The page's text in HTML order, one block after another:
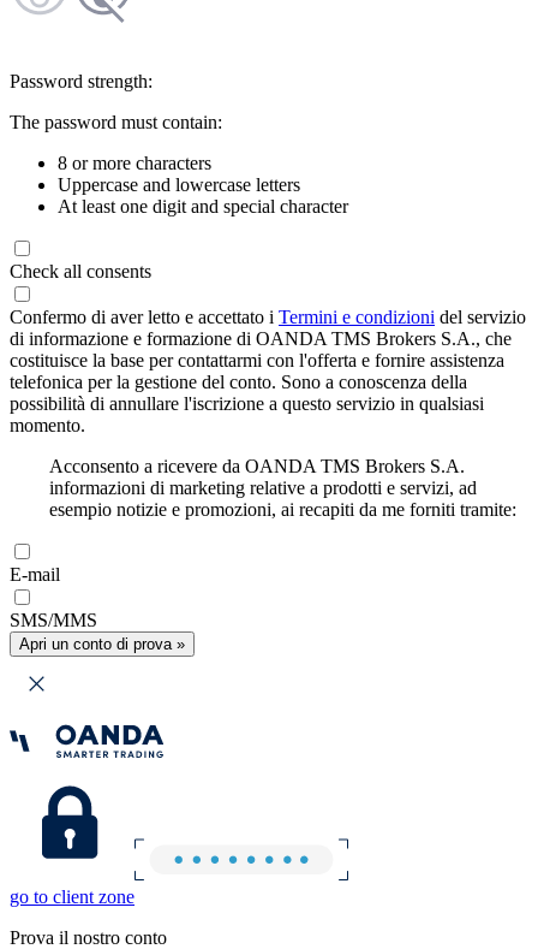
Password strength:
The password must contain:
8 or more characters
Uppercase and lowercase letters
At least one digit and special character
Check all consents
Confermo di aver letto e accettato i Termini e condizioni del servizio
di informazione e formazione di OANDA TMS Brokers S.A., che
costituisce la base per contattarmi con l'offerta e fornire assistenza
telefonica per la gestione del conto. Sono a conoscenza della
possibilità di annullare l'iscrizione a questo servizio in qualsiasi
momento.
Acconsento a ricevere da OANDA TMS Brokers S.A.
informazioni di marketing relative a prodotti e servizi, ad
esempio notizie e promozioni, ai recapiti da me forniti tramite:
E-mail
SMS/MMS
Apri un conto di prova »
go to client zone
Prova il nostro conto